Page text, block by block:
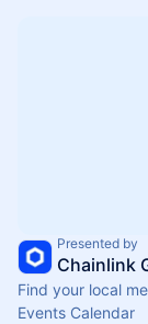
Presented by
Chainlink
Find your local
Events Calendar